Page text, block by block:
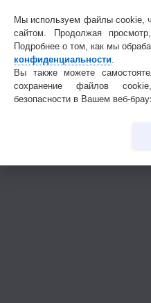
Мы используем файлы cookie,
сайтом. Продолжая
Подробнее о том, как мы
конфиденциальности
Вы также можете
сохранение файлов
безопасности в Вашем веб-